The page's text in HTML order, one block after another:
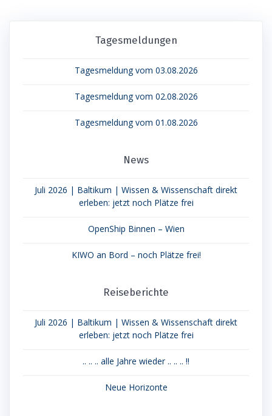
Tagesmeldungen
Tagesmeldung vom 03.08.2026
Tagesmeldung vom 02.08.2026
Tagesmeldung vom 01.08.2026
News
Juli 2026 | Baltikum | Wissen & Wissenschaft direkt
erleben: jetzt noch Plätze frei
OpenShip Binnen – Wien
KIWO an Bord – noch Plätze frei!
Reiseberichte
Juli 2026 | Baltikum | Wissen & Wissenschaft direkt
erleben: jetzt noch Plätze frei
.. .. .. alle Jahre wieder .. .. .. !!
Neue Horizonte